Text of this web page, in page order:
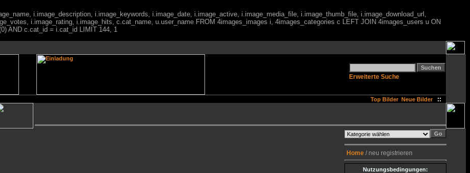
i.image_description, i.image_keywords, i.image_date, i.image_active, i.image_media_file, i.image_thumb_file, i.image_download_url,
i.image_rating, i.image_hits, c.cat_name, u.user_name FROM 4images_images i, 4images_categories c LEFT JOIN 4images_users u ON
AND c.cat_id = i.cat_id LIMIT 144, 1
Erweiterte Suche
Top Bilder Neue Bilder ::
Home / neu registrieren
Nutzungsbedingungen: